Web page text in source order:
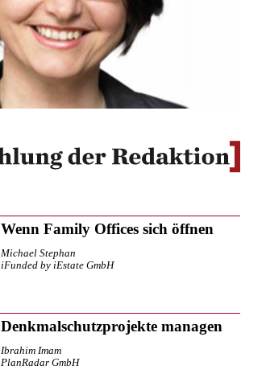
Wenn Family Offices sich öffnen
Michael Stephan
iFunded by iEstate GmbH
Denkmalschutzprojekte managen
Ibrahim Imam
PlanRadar GmbH